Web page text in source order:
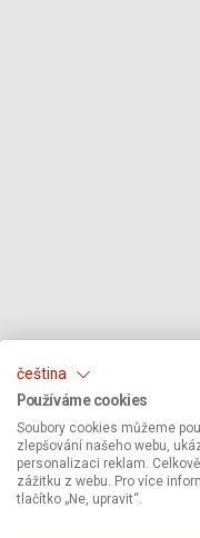
čeština
Používáme cookies
Soubory cookies můžeme
zlepšování našeho webu,
personalizaci reklam.
zážitku z webu. Pro více
tlačítko „Ne, upravit“.